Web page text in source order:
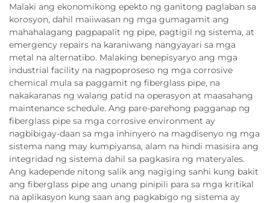
Malaki ang ekonomikong epekto ng ganitong paglaban sa
korosyon, dahil maiiwasan ng mga gumagamit ang
mahahalagang pagpapalit ng pipe, pagtigil ng sistema, at
emergency repairs na karaniwang nangyayari sa mga
metal na alternatibo. Malaking benepisyaryo ang mga
industrial facility na nagpoproseso ng mga corrosive
chemical mula sa paggamit ng fiberglass pipe, na
nakakaranas ng walang patid na operasyon at maasahang
maintenance schedule. Ang pare-parehong pagganap ng
fiberglass pipe sa mga corrosive environment ay
nagbibigay-daan sa mga inhinyero na magdisenyo ng mga
sistema nang may kumpiyansa, alam na hindi masisira ang
integridad ng sistema dahil sa pagkasira ng materyales.
Ang kadepende nitong salik ang nagiging sanhi kung bakit
ang fiberglass pipe ang unang pinipili para sa mga kritikal
na aplikasyon kung saan ang pagkabigo ng sistema ay